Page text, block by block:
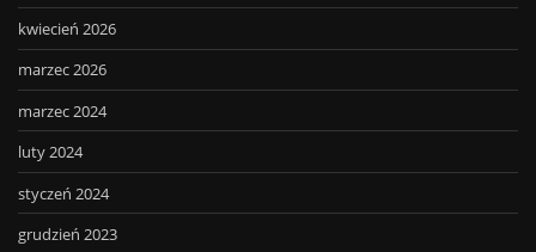
kwiecień 2026
marzec 2026
marzec 2024
luty 2024
styczeń 2024
grudzień 2023